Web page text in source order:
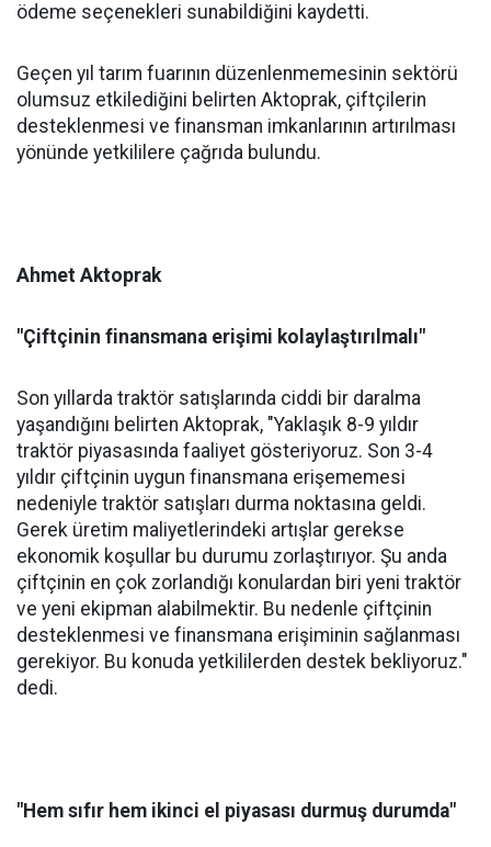
ödeme seçenekleri sunabildiğini kaydetti.
Geçen yıl tarım fuarının düzenlenmemesinin sektörü
olumsuz etkilediğini belirten Aktoprak, çiftçilerin
desteklenmesi ve finansman imkanlarının artırılması
yönünde yetkililere çağrıda bulundu.
Ahmet Aktoprak
"Çiftçinin finansmana erişimi kolaylaştırılmalı"
Son yıllarda traktör satışlarında ciddi bir daralma
yaşandığını belirten Aktoprak, "Yaklaşık 8-9 yıldır
traktör piyasasında faaliyet gösteriyoruz. Son 3-4
yıldır çiftçinin uygun finansmana erişememesi
nedeniyle traktör satışları durma noktasına geldi.
Gerek üretim maliyetlerindeki artışlar gerekse
ekonomik koşullar bu durumu zorlaştırıyor. Şu anda
çiftçinin en çok zorlandığı konulardan biri yeni traktör
ve yeni ekipman alabilmektir. Bu nedenle çiftçinin
desteklenmesi ve finansmana erişiminin sağlanması
gerekiyor. Bu konuda yetkililerden destek bekliyoruz."
dedi.
"Hem sıfır hem ikinci el piyasası durmuş durumda"